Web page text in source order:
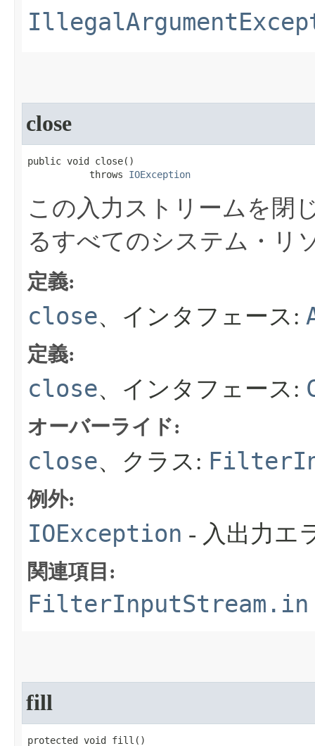
close
public void close​()
           throws
IOException
この入力ストリームを閉
るすべてのシステム・リ
定義:
close、インタフェース:
定義:
close、インタフェース:
オーバーライド:
close、クラス:
例外:
IOException - 入出力エ
関連項目:
FilterInputStream.in
fill
protected void fill​()